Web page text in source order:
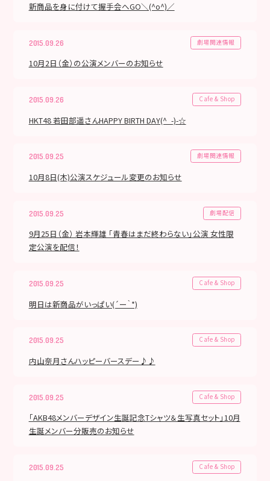
新商品を身に付けて握手会へGO＼(^o^)／
2015.09.26 劇場関連情報
10月2日（金）の公演メンバーのお知らせ
2015.09.26 Cafe & Shop
HKT48 若田部遥さんHAPPY BIRTH DAY(^_-)-☆
2015.09.25 劇場関連情報
10月8日(木)公演スケジュール変更のお知らせ
2015.09.25 劇場配信
9月25日（金） 岩本輝雄 「青春はまだ終わらない」公演 女性限
定公演を配信！
2015.09.25 Cafe & Shop
明日は新商品がいっぱい(´ー｀*)
2015.09.25 Cafe & Shop
内山奈月さんハッピーバースデー♪♪
2015.09.25 Cafe & Shop
「AKB48メンバーデザイン生誕記念Tシャツ＆生写真セット」10月
生誕メンバー分販売のお知らせ
2015.09.25 Cafe & Shop